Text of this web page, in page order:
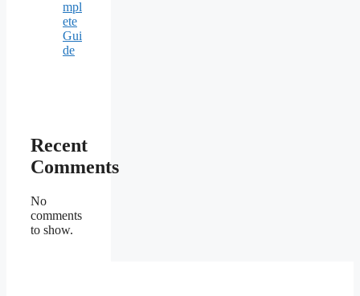
mpl
ete
Gui
de
Recent
Comments
No
comments
to show.